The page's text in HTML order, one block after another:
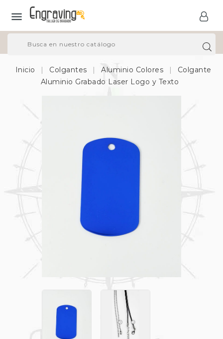

Inicio Colgantes Aluminio Colores
Colgante
Aluminio Grabado Laser Logo y Texto